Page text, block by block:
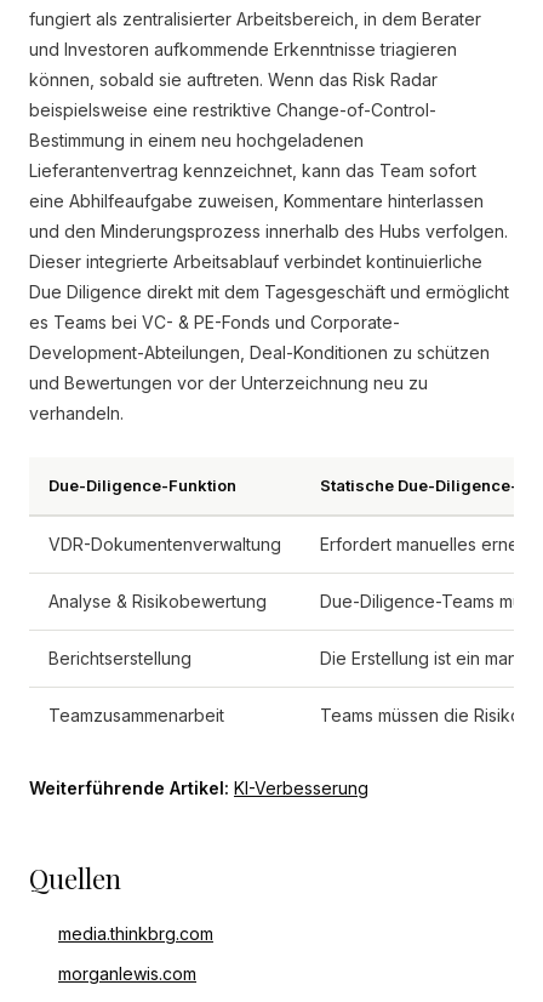
fungiert als zentralisierter Arbeitsbereich, in dem Berater
und Investoren aufkommende Erkenntnisse triagieren
können, sobald sie auftreten. Wenn das Risk Radar
beispielsweise eine restriktive Change-of-Control-
Bestimmung in einem neu hochgeladenen
Lieferantenvertrag kennzeichnet, kann das Team sofort
eine Abhilfeaufgabe zuweisen, Kommentare hinterlassen
und den Minderungsprozess innerhalb des Hubs verfolgen.
Dieser integrierte Arbeitsablauf verbindet kontinuierliche
Due Diligence direkt mit dem Tagesgeschäft und ermöglicht
es Teams bei VC- & PE-Fonds und Corporate-
Development-Abteilungen, Deal-Konditionen zu schützen
und Bewertungen vor der Unterzeichnung neu zu
verhandeln.
Due-Diligence-Funktion Statische Due-Diligence-
VDR-Dokumentenverwaltung Erfordert manuelles
Analyse & Risikobewertung Due-Diligence-Teams
Berichtserstellung Die Erstellung ist ein
Teamzusammenarbeit Teams müssen die
Weiterführende Artikel: KI-Verbesserung
Quellen
media.thinkbrg.com
morganlewis.com